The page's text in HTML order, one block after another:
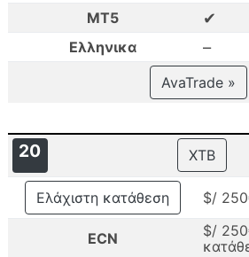
MT5 ✔
Ελληνικα –
AvaTrade »
20 XTB
Ελάχιστη κατάθεση $/
ECN
$/